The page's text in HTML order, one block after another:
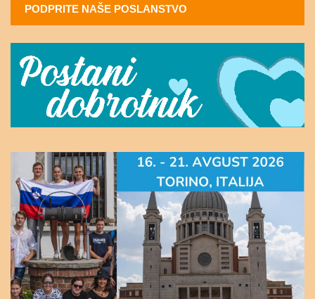
PODPRITE NAŠE POSLANSTVO